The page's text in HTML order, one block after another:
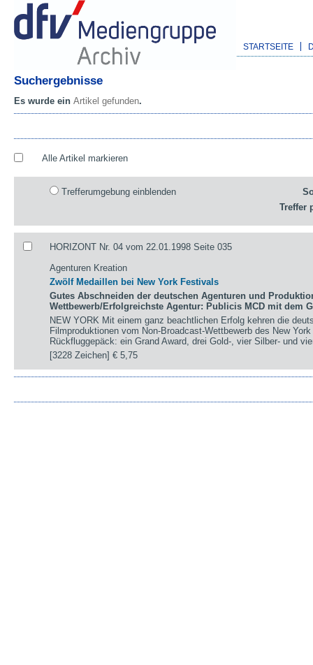
STARTSEITE
Suchergebnisse
Es wurde ein Artikel gefunden.
Alle Artikel markieren
Trefferumgebung einblenden
Treffer
HORIZONT Nr. 04 vom 22.01.1998 Seite 035
Agenturen Kreation
Zwölf Medaillen bei New York Festivals
Gutes Abschneiden der deutschen Agenturen und
Wettbewerb/Erfolgreichste Agentur: Publicis MCD mit dem
NEW YORK Mit einem ganz beachtlichen Erfolg kehren die
Filmproduktionen vom Non-Broadcast-Wettbewerb des New
Rückfluggepäck: ein Grand Award, drei Gold-, vier Silber- und
[3228 Zeichen]€ 5,75